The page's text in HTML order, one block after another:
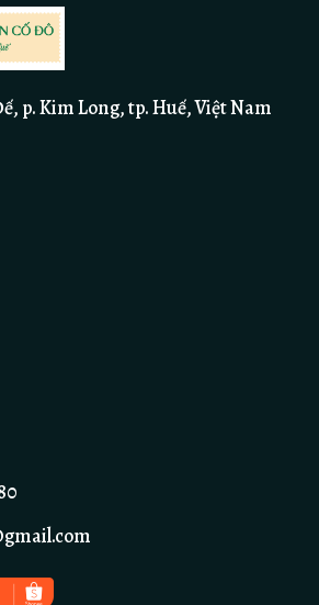
p. Kim Long, tp. Huế, Việt Nam